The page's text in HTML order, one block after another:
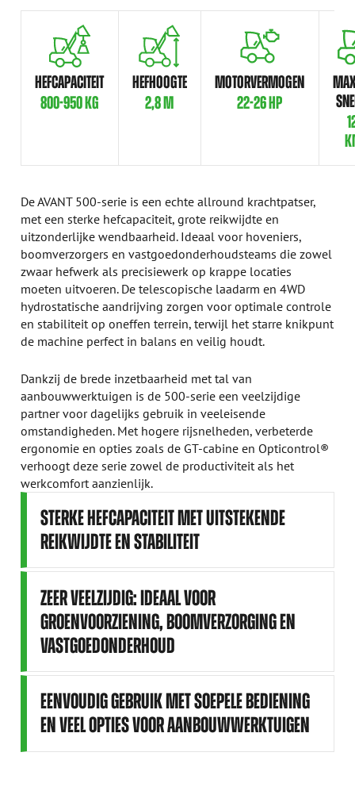
HEFCAPACITEIT
800-950 KG
HEFHOOGTE
2,8 M
MOTORVERMOGEN
22-26 HP
De AVANT 500-serie is een echte allround krachtpatser,
met een sterke hefcapaciteit, grote reikwijdte en
uitzonderlijke wendbaarheid. Ideaal voor hoveniers,
boomverzorgers en vastgoedonderhoudsteams die zowel
zwaar hefwerk als precisiewerk op krappe locaties
moeten uitvoeren. De telescopische laadarm en 4WD
hydrostatische aandrijving zorgen voor optimale controle
en stabiliteit op oneffen terrein, terwijl het starre knikpunt
de machine perfect in balans en veilig houdt.
Dankzij de brede inzetbaarheid met tal van
aanbouwwerktuigen is de 500-serie een veelzijdige
partner voor dagelijks gebruik in veeleisende
omstandigheden. Met hogere rijsnelheden, verbeterde
ergonomie en opties zoals de GT-cabine en Opticontrol®
verhoogt deze serie zowel de productiviteit als het
werkcomfort aanzienlijk.
STERKE HEFCAPACITEIT MET UITSTEKENDE
REIKWIJDTE EN STABILITEIT
ZEER VEELZIJDIG: IDEAAL VOOR
GROENVOORZIENING, BOOMVERZORGING EN
VASTGOEDONDERHOUD
EENVOUDIG GEBRUIK MET SOEPELE BEDIENING
EN VEEL OPTIES VOOR AANBOUWWERKTUIGEN